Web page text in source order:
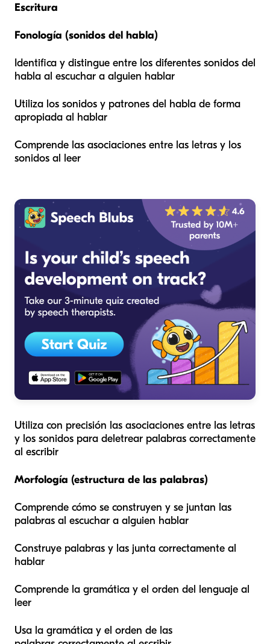
Escritura
Fonología (sonidos del habla)
Identifica y distingue entre los diferentes sonidos del
habla al escuchar a alguien hablar
Utiliza los sonidos y patrones del habla de forma
apropiada al hablar
Comprende las asociaciones entre las letras y los
sonidos al leer
Utiliza con precisión las asociaciones entre las letras
y los sonidos para deletrear palabras correctamente
al escribir
Morfología (estructura de las palabras)
Comprende cómo se construyen y se juntan las
palabras al escuchar a alguien hablar
Construye palabras y las junta correctamente al
hablar
Comprende la gramática y el orden del lenguaje al
leer
Usa la gramática y el orden de las